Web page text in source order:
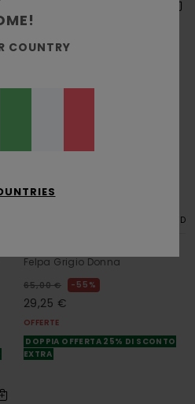
RECYCLED
Felpa Grigio Donna
65,00 € 55%
29,25 €
OFFERTE
DOPPIA OFFERTA 25% DI SCONTO
EXTRA
COUNTRY